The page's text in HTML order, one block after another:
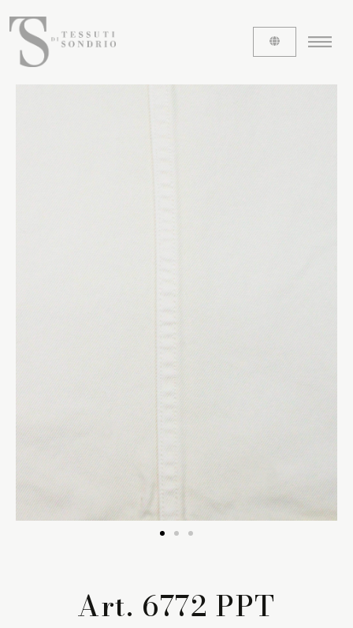
Art. 6772 PPT
I TESSUTI
La Stagione Primavera/Estate
Le sotto-collezioni
Le caratteristiche
Heart for Earth